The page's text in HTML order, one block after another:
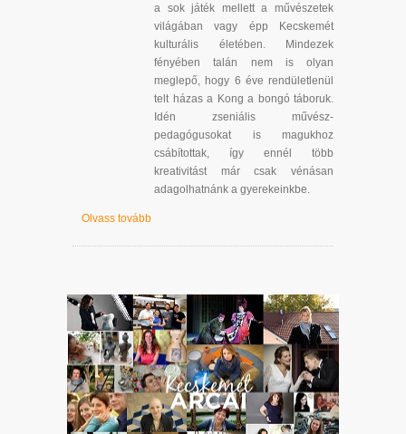
a sok játék mellett a művészetek
világában vagy épp Kecskemét
kulturális életében. Mindezek
fényében talán nem is olyan
meglepő, hogy 6 éve rendületlenül
telt házas a Kong a bongó táboruk.
Idén zseniális művész-
pedagógusokat is magukhoz
csábítottak, így ennél több
kreativitást már csak vénásan
adagolhatnánk a gyerekeinkbe.
Olvass tovább